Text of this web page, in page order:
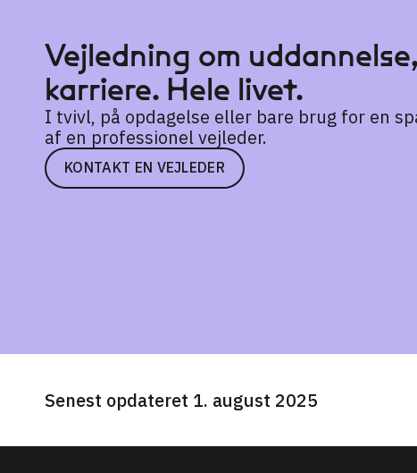
Vejledning om
karriere. Hele livet.
I tvivl, på opdagelse eller bare brug for en
af en professionel vejleder.
KONTAKT EN VEJLEDER
Senest opdateret 1. august 2025